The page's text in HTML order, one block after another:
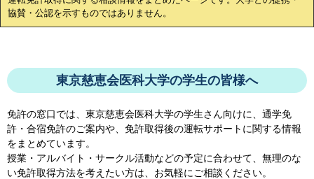
協賛・公認を示すものではありません。
東京慈恵会医科大学の学生の皆様へ
免許の窓口では、 東京慈恵会医科大学の学生さん向けに、通学免
許・合宿免許のご案内や、免許取得後の運転サポートに関する情報
をまとめています。
授業・アルバイト・サークル活動などの予定に合わせて、無理のな
い免許取得方法を考えたい方は、お気軽にご相談ください。